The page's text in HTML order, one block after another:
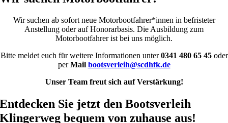
Wir suchen ab sofort neue Motorbootfahrer*innen in befristeter
Anstellung oder auf Honorarbasis. Die Ausbildung zum
Motorbootfahrer ist bei uns möglich.
Bitte meldet euch für weitere Informationen unter0341 480 65 45oder
perMail bootsverleih@scdhfk.de
Unser Team freut sich auf Verstärkung!
Entdecken Sie jetzt den Bootsverleih
Klingerweg bequem von zuhause aus!